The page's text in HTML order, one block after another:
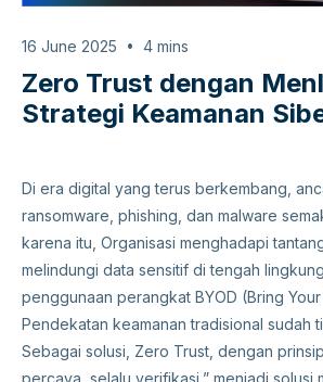
16 June 2025 4 mins
Zero Trust dengan
Strategi Keamanan
Di era digital yang terus berkembang,
ransomware, phishing, dan malware
karena itu, Organisasi menghadapi
melindungi data sensitif di tengah
penggunaan perangkat BYOD (Bring
Pendekatan keamanan tradisional sudah
Sebagai solusi, Zero Trust, dengan